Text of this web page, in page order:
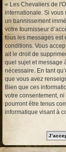
« Les Chevaliers de
internationale. Si vous
un bannissement
votre fournisseur
tous les messages est
conditions. Vous
ait le droit de
quel sujet et message
nécessaire. En tant
que vous avez
Bien que ces
votre consentement,
pourront être tenus
informatique visant à